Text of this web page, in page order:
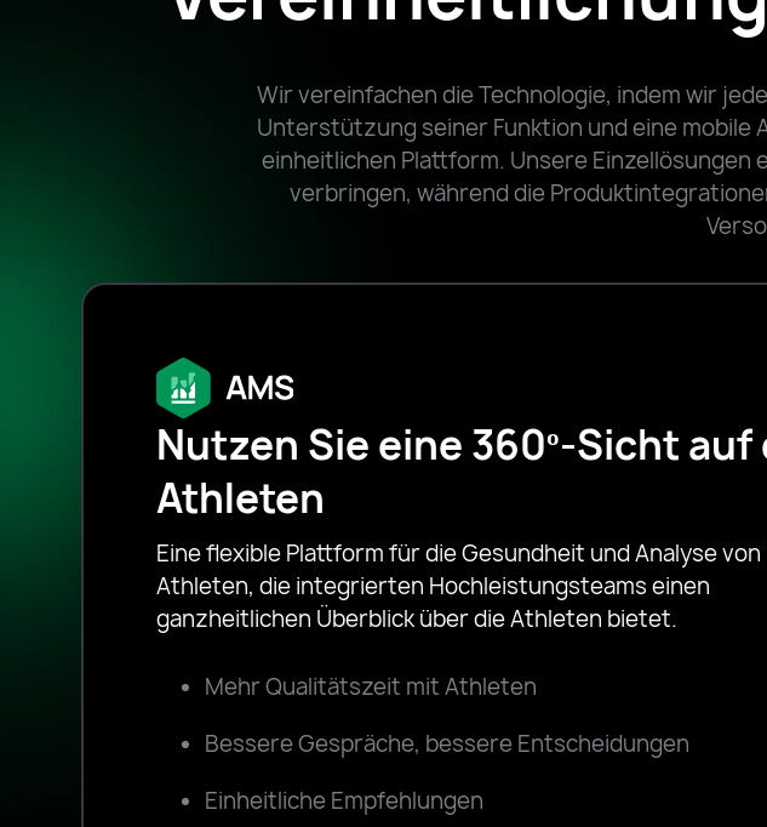
Wir vereinfachen die Technologie, indem wir
Unterstützung seiner Funktion und eine mobile
einheitlichen Plattform. Unsere
verbringen, während die
Nutzen Sie eine 360º-Sicht auf
Athleten
Eine flexible Plattform für die Gesundheit und Analyse von
Athleten, die integrierten Hochleistungsteams einen
ganzheitlichen Überblick über die Athleten bietet.
Mehr Qualitätszeit mit Athleten
Bessere Gespräche, bessere Entscheidungen
Einheitliche Empfehlungen